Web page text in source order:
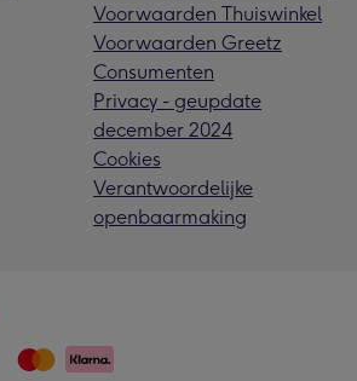
Voorwaarden Thuiswinkel
Voorwaarden Greetz
Consumenten
Privacy - geupdate
december 2024
Cookies
Verantwoordelijke
openbaarmaking